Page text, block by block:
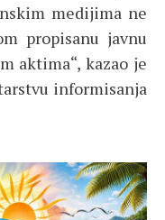
medijima ne
propisanu javnu
aktima“, kazao je
informisanja